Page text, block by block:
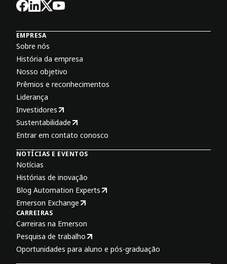
EMPRESA
Sobre nós
História da empresa
Nosso objetivo
Prêmios e reconhecimentos
Liderança
Investidores
Sustentabilidade
Entrar em contato conosco
NOTÍCIAS E EVENTOS
Notícias
Histórias de inovação
Blog Automation Experts
Emerson Exchange
CARREIRAS
Carreiras na Emerson
Pesquisa de trabalho
Oportunidades para aluno e pós-graduação